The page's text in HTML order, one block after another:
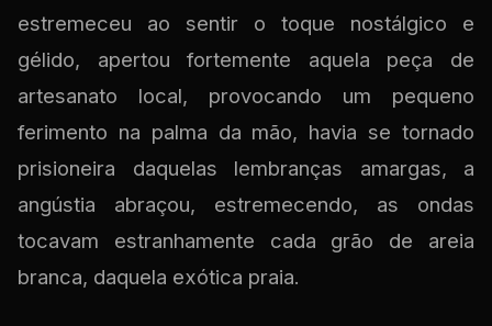
estremeceu ao sentir o toque nostálgico e
gélido, apertou fortemente aquela peça de
artesanato local, provocando um pequeno
ferimento na palma da mão, havia se tornado
prisioneira daquelas lembranças amargas, a
angústia abraçou, estremecendo, as ondas
tocavam estranhamente cada grão de areia
branca, daquela exótica praia.